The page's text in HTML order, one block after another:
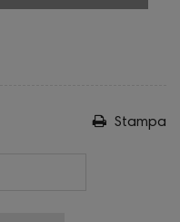
Stampa